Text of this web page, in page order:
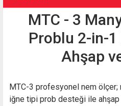
MTC - 3
Problu 2-in-1
Ahşap
MTC-3 profesyonel nem
iğne tipi prob desteği ile